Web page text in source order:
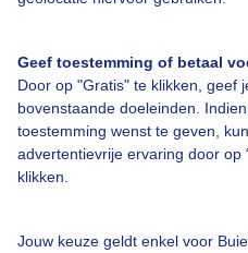
Geef toestemming of betaal
Door op "Gratis" te klikken, geef
bovenstaande doeleinden.
toestemming wenst te geven,
advertentievrije ervaring door op
klikken.
Jouw keuze geldt enkel voor
Toegankelijkheid
Gebruikersvoorwaarden
Adverteren
Buienradar Team
Cookie beleid